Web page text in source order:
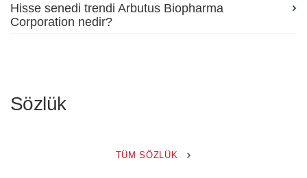
Hisse senedi trendi Arbutus Biopharma
Corporation nedir?
Sözlük
TÜM SÖZLÜK